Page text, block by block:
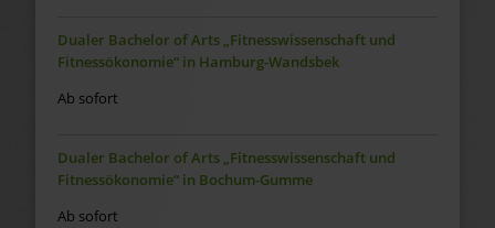
Dualer Bachelor of Arts „Fitnesswissenschaft und
Fitnessökonomie“ in Hamburg-Wandsbek
Ab sofort
Dualer Bachelor of Arts „Fitnesswissenschaft und
Fitnessökonomie“ in Bochum-Gumme
Ab sofort